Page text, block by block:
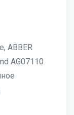
ABBER
AG07110